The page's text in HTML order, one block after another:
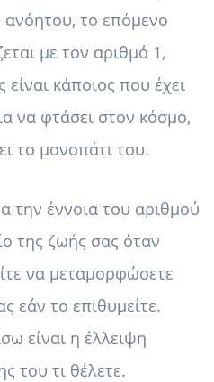
ανόητου, το επόμενο
με τον αριθμό 1,
είναι κάποιος που έχει
να φτάσει στον κόσμο,
το μονοπάτι του.
την έννοια του αριθμού
της ζωής σας όταν
να μεταμορφώσετε
εάν το επιθυμείτε.
είναι η έλλειψη
του τι θέλετε.